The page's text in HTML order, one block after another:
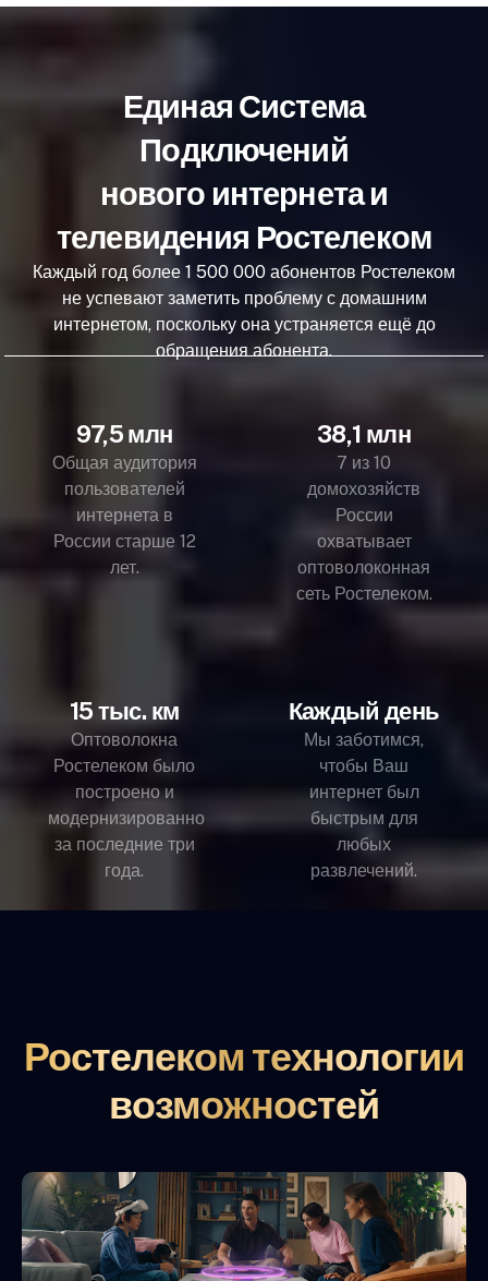
Единая Система
Подключений
нового интернета и
телевидения Ростелеком
Каждый год более 1 500 000 абонентов Ростелеком
не успевают заметить проблему с домашним
интернетом, поскольку она устраняется ещё до
обращения абонента.
97,5 млн
Общая аудитория
пользователей
интернета в
России старше 12
лет.
38,1 млн
7 из 10
домохозяйств
России
охватывает
оптоволоконная
сеть Ростелеком.
15 тыс. км
Оптоволокна
Ростелеком было
построено и
модернизированно
за последние три
года.
Каждый день
Мы заботимся,
чтобы Ваш
интернет был
быстрым для
любых
развлечений.
Ростелеком технологии
возможностей